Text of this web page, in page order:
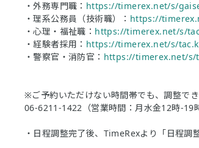
・外務専門職： https://timerex.net/s/
・理系公務員（技術職）： https://
・心理・福祉職： https://timerex.net/s/
・経験者採用： https://timerex.net/s/
・警察官・消防官： https://timerex.net/s/
※ご予約いただけない時間帯でも、調整で
06-6211-1422（営業時間：月水金12時-19
・日程調整完了後、TimeRexより「日程調